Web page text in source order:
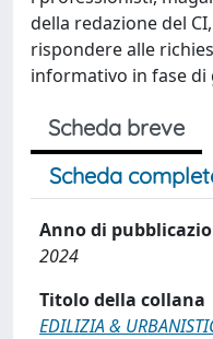
della redazione del
rispondere alle
informativo in fase di
Scheda breve
Scheda
Anno di
2024
Titolo della collana
EDILIZIA &